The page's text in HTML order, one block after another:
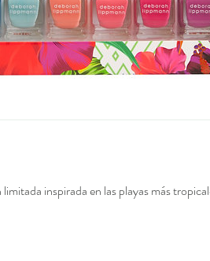
inspirada en las playas más